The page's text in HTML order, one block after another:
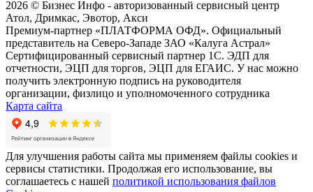
2026 © Бизнес Инфо - авторизованный сервисный центр
Атол, Дримкас, Эвотор, Акси
Премиум-партнер «ПЛАТФОРМА ОФД». Официальный
представитель на Северо-Западе ЗАО «Калуга Астрал»
Сертифицированный сервисный партнер 1C. ЭДП для
отчетности, ЭЦП для торгов, ЭЦП для ЕГАИС. У нас можно
получить электронную подпись на руководителя
организации, физлицо и уполномоченного сотрудника
Карта сайта
Для улучшения работы сайта мы применяем файлы cookies и
сервисы статистики. Продолжая его использование, вы
соглашаетесь с нашей политикой использования файлов